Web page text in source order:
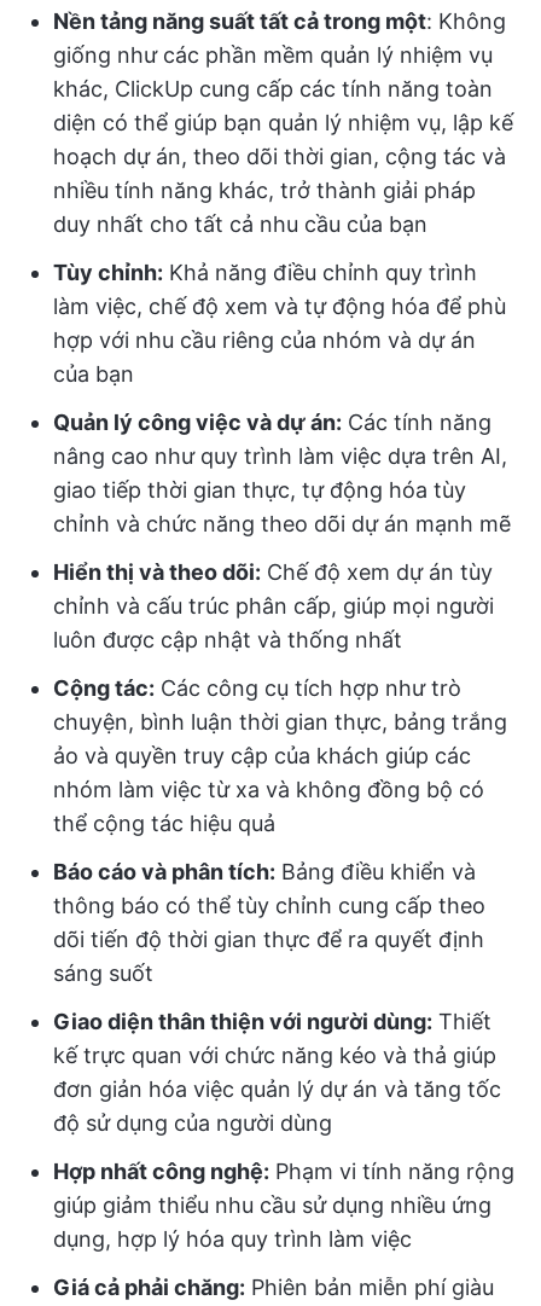
Nền tảng năng suất tất cả trong một: Không
giống như các phần mềm quản lý nhiệm vụ
khác, ClickUp cung cấp các tính năng toàn
diện có thể giúp bạn quản lý nhiệm vụ, lập kế
hoạch dự án, theo dõi thời gian, cộng tác và
nhiều tính năng khác, trở thành giải pháp
duy nhất cho tất cả nhu cầu của bạn
Tùy chỉnh: Khả năng điều chỉnh quy trình
làm việc, chế độ xem và tự động hóa để phù
hợp với nhu cầu riêng của nhóm và dự án
của bạn
Quản lý công việc và dự án: Các tính năng
nâng cao như quy trình làm việc dựa trên AI,
giao tiếp thời gian thực, tự động hóa tùy
chỉnh và chức năng theo dõi dự án mạnh mẽ
Hiển thị và theo dõi: Chế độ xem dự án tùy
chỉnh và cấu trúc phân cấp, giúp mọi người
luôn được cập nhật và thống nhất
Cộng tác: Các công cụ tích hợp như trò
chuyện, bình luận thời gian thực, bảng trắng
ảo và quyền truy cập của khách giúp các
nhóm làm việc từ xa và không đồng bộ có
thể cộng tác hiệu quả
Báo cáo và phân tích: Bảng điều khiển và
thông báo có thể tùy chỉnh cung cấp theo
dõi tiến độ thời gian thực để ra quyết định
sáng suốt
Giao diện thân thiện với người dùng: Thiết
kế trực quan với chức năng kéo và thả giúp
đơn giản hóa việc quản lý dự án và tăng tốc
độ sử dụng của người dùng
Hợp nhất công nghệ: Phạm vi tính năng rộng
giúp giảm thiểu nhu cầu sử dụng nhiều ứng
dụng, hợp lý hóa quy trình làm việc
Giá cả phải chăng: Phiên bản miễn phí giàu